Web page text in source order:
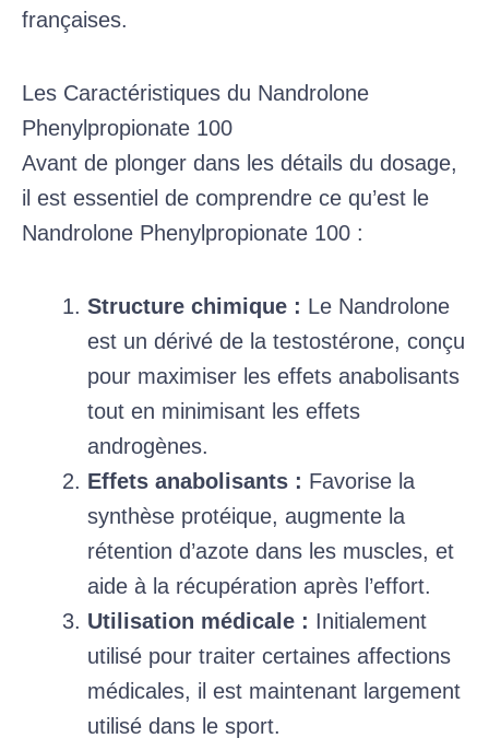
françaises.
Les Caractéristiques du Nandrolone
Phenylpropionate 100
Avant de plonger dans les détails du dosage,
il est essentiel de comprendre ce qu’est le
Nandrolone Phenylpropionate 100 :
Structure chimique : Le Nandrolone
est un dérivé de la testostérone, conçu
pour maximiser les effets anabolisants
tout en minimisant les effets
androgènes.
Effets anabolisants : Favorise la
synthèse protéique, augmente la
rétention d’azote dans les muscles, et
aide à la récupération après l’effort.
Utilisation médicale : Initialement
utilisé pour traiter certaines affections
médicales, il est maintenant largement
utilisé dans le sport.